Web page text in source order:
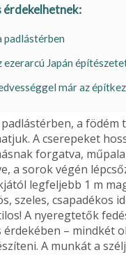
érdekelhetnek:
padlástérben
ezerarcú Japán
már az
a födém
A cserepeket
forgatva,
a sorok végén
legfeljebb 1 m
szeles, csapadékos
A nyeregtetők
– mindkét
A munkát a